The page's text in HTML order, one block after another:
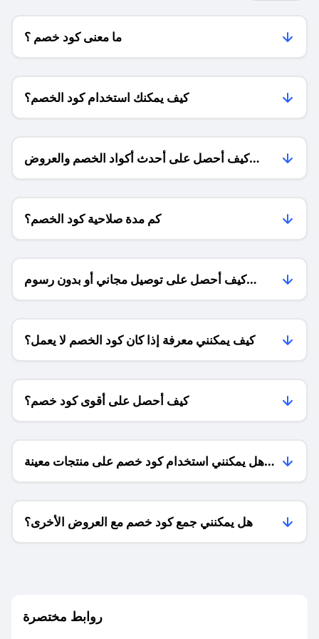
ما معنى كود خصم ؟
كيف يمكنك استخدام كود الخصم؟
كيف أحصل على أحدث أكواد الخصم والعروض
للمتاجر؟
كم مدة صلاحية كود الخصم؟
كيف أحصل على توصيل مجاني أو بدون رسوم
الشحن ؟
كيف يمكنني معرفة إذا كان كود الخصم لا يعمل؟
كيف أحصل على أقوى كود خصم؟
هل يمكنني استخدام كود خصم على منتجات معينة
فقط؟
هل يمكنني جمع كود خصم مع العروض الأخرى؟
روابط مختصرة